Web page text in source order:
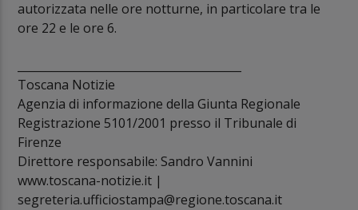
autorizzata nelle ore notturne, in particolare tra le
ore 22 e le ore 6.
Toscana Notizie
Agenzia di informazione della Giunta Regionale
Registrazione 5101/2001 presso il Tribunale di
Firenze
Direttore responsabile: Sandro Vannini
www.toscana-notizie.it |
segreteria.ufficiostampa@regione.toscana.it